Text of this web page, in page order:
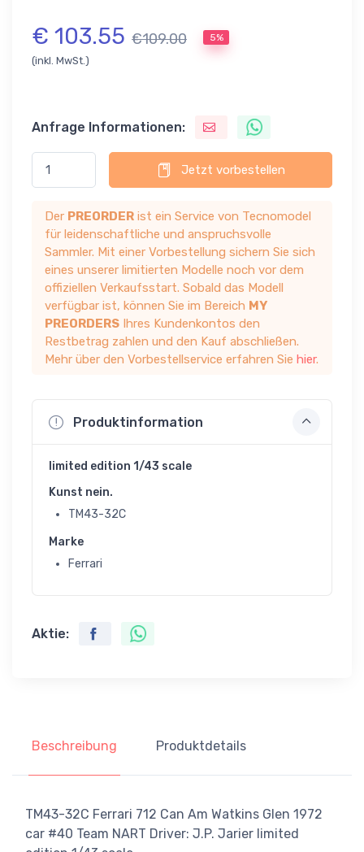
€ 103.55 €109.00 5%
(inkl. MwSt.)
Anfrage Informationen:
Jetzt vorbestellen
Der PREORDER ist ein Service von Tecnomodel
für leidenschaftliche und anspruchsvolle
Sammler. Mit einer Vorbestellung sichern Sie sich
eines unserer limitierten Modelle noch vor dem
offiziellen Verkaufsstart. Sobald das Modell
verfügbar ist, können Sie im Bereich MY
PREORDERS Ihres Kundenkontos den
Restbetrag zahlen und den Kauf abschließen.
Mehr über den Vorbestellservice erfahren Sie hier.
Produktinformation
limited edition 1/43 scale
Kunst nein.
TM43-32C
Marke
Ferrari
Aktie:
Beschreibung Produktdetails
TM43-32C Ferrari 712 Can Am Watkins Glen 1972
car #40 Team NART Driver: J.P. Jarier limited